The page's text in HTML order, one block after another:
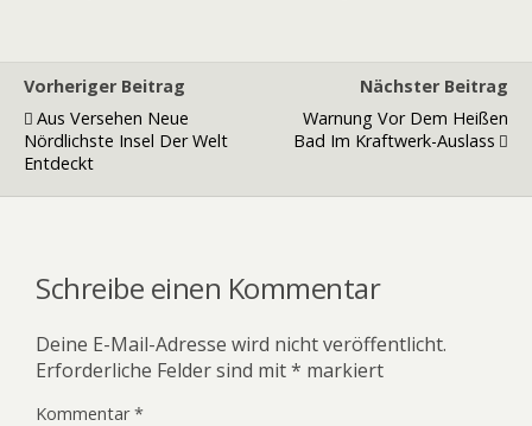
Vorheriger Beitrag
Aus Versehen Neue
Nördlichste Insel Der Welt
Entdeckt
Nächster Beitrag
Warnung Vor Dem Heißen
Bad Im Kraftwerk-Auslass
Schreibe einen Kommentar
Deine E-Mail-Adresse wird nicht veröffentlicht.
Erforderliche Felder sind mit* markiert
Kommentar*